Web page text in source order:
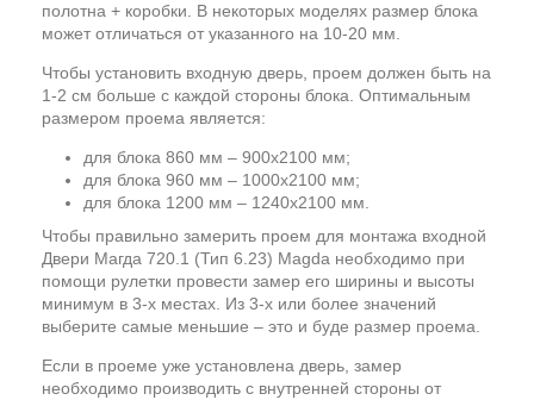
полотна + коробки. В некоторых моделях размер блока
может отличаться от указанного на 10-20 мм.
Чтобы установить входную дверь, проем должен быть на
1-2 см больше с каждой стороны блока. Оптимальным
размером проема является:
для блока 860 мм – 900х2100 мм;
для блока 960 мм – 1000х2100 мм;
для блока 1200 мм – 1240х2100 мм.
Чтобы правильно замерить проем для монтажа входной
Двери Магда 720.1 (Тип 6.23) Magda необходимо при
помощи рулетки провести замер его ширины и высоты
минимум в 3-х местах. Из 3-х или более значений
выберите самые меньшие – это и буде размер проема.
Если в проеме уже установлена дверь, замер
необходимо производить с внутренней стороны от